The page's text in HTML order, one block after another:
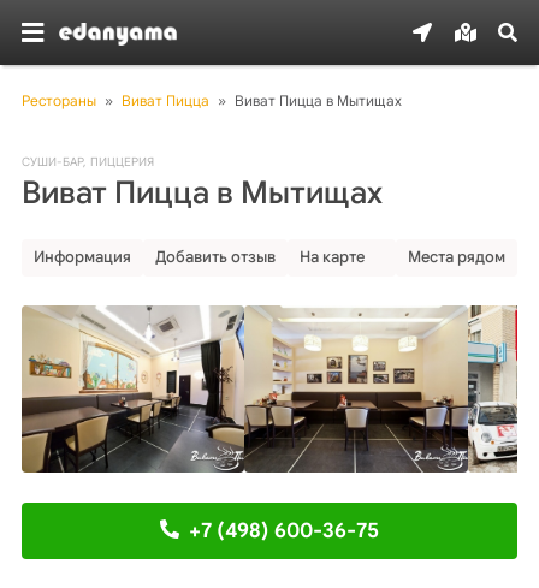
Рестораны » Виват Пицца » Виват Пицца в Мытищах
СУШИ-БАР, ПИЦЦЕРИЯ
Виват Пицца в Мытищах
Информация Добавить отзыв На карте Места рядом
+7 (498) 600-36-75